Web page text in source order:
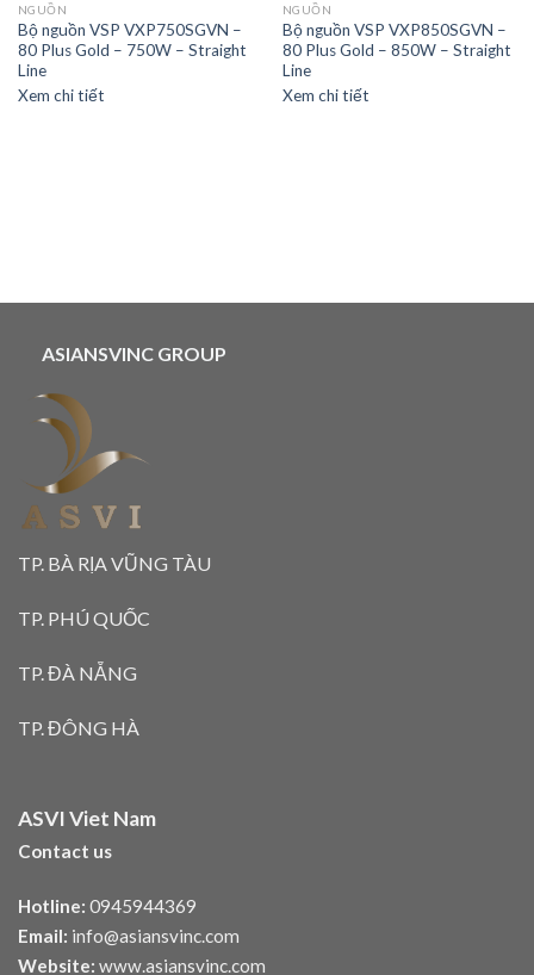
NGUỒN
Bộ nguồn VSP VXP750SGVN –
80 Plus Gold – 750W – Straight
Line
Xem chi tiết
NGUỒN
Bộ nguồn VSP VXP850SGVN –
80 Plus Gold – 850W – Straight
Line
Xem chi tiết
ASIANSVINC GROUP
TP. BÀ RỊA VŨNG TÀU
TP. PHÚ QUỐC
TP. ĐÀ NẴNG
TP. ĐÔNG HÀ
ASVI Viet Nam
Contact us
Hotline: 0945944369
Email: info@asiansvinc.com
Website: www.asiansvinc.com